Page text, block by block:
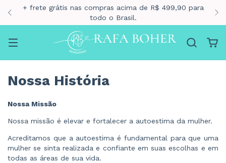
+ frete grátis nas compras acima de R$ 499,90 para
todo o Brasil.
Nossa História
Nossa Missão
Nossa missão é elevar e fortalecer a autoestima da mulher.
Acreditamos que a autoestima é fundamental para que uma
mulher se sinta realizada e confiante em suas escolhas e em
todas as áreas de sua vida.